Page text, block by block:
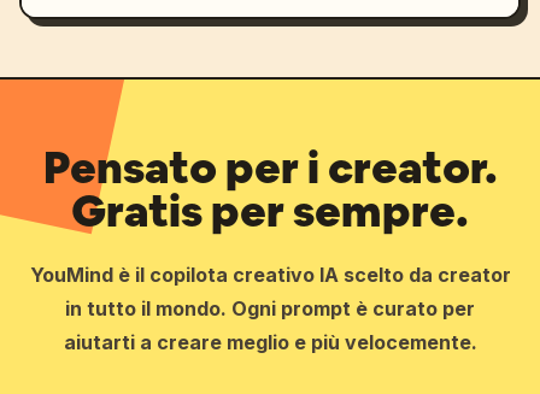
Pensato per i creator.
Gratis per sempre.
YouMind è il copilota creativo IA scelto da creator
in tutto il mondo. Ogni prompt è curato per
aiutarti a creare meglio e più velocemente.